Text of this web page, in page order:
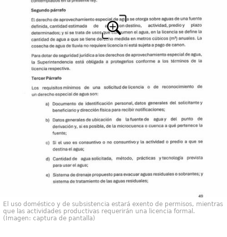
El uso doméstico y de subsistencia estará exento de permisos, mientras
que las actividades productivas requerirán una licencia formal.
(Imagen: captura de pantalla)